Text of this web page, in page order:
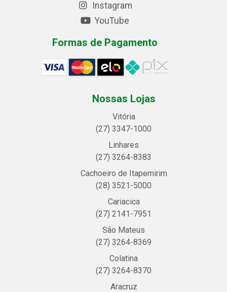
Instagram
YouTube
Formas de Pagamento
Nossas Lojas
Vitória
(27) 3347-1000
Linhares
(27) 3264-8383
Cachoeiro de Itapemirim
(28) 3521-5000
Cariacica
(27) 2141-7951
São Mateus
(27) 3264-8369
Colatina
(27) 3264-8370
Aracruz